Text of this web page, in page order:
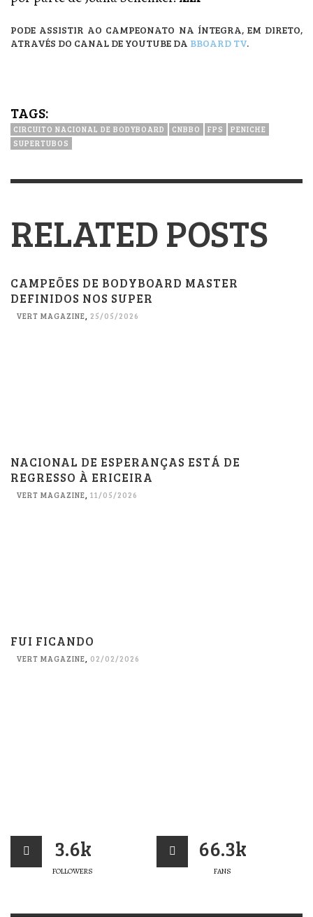
PODE ASSISTIR AO CAMPEONATO NA ÍNTEGRA, EM DIRETO,
ATRAVÉS DO CANAL DE YOUTUBE DA BBOARD TV.
TAGS:
CIRCUITO NACIONAL DE BODYBOARD CNBBO FPS
PENICHE
SUPERTUBOS
RELATED POSTS
CAMPEÕES DE BODYBOARD MASTER
DEFINIDOS NOS SUPER
VERT MAGAZINE 25/05/2026
NACIONAL DE ESPERANÇAS ESTÁ DE
REGRESSO À ERICEIRA
VERT MAGAZINE, 11/05/2026
FUI FICANDO
VERT MAGAZINE, 02/02/2026
3.6k
FOLLOWERS
66.3k
FANS